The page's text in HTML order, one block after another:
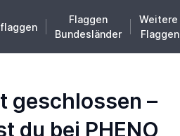
Flaggen
Bundesländer
Weitere
Flaggen
geschlossen –
du bei PHENO